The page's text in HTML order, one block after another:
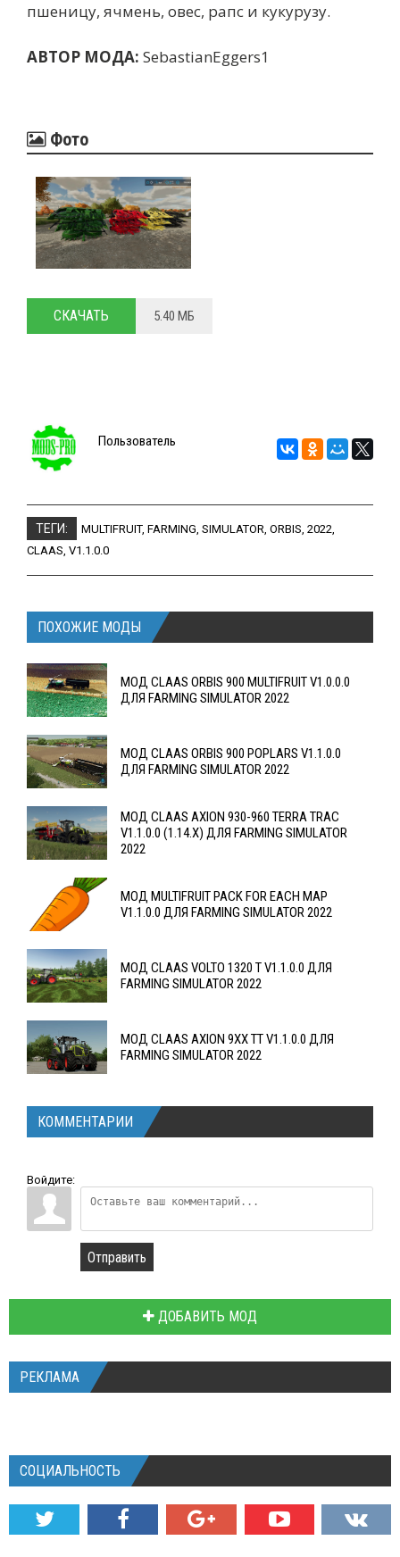
пшеницу, ячмень, овес, рапс и кукурузу.
АВТОР МОДА: SebastianEggers1
Фото
СКАЧАТЬ 5.40 MБ
Пользователь
ТЕГИ: MULTIFRUIT, FARMING, SIMULATOR, ORBIS, 2022,
CLAAS, V1.1.0.0
ПОХОЖИЕ МОДЫ
MOД CLAAS ORBIS 900 MULTIFRUIT V1.0.0.0
ДЛЯ FARMING SIMULATOR 2022
MOД CLAAS ORBIS 900 POPLARS V1.1.0.0
ДЛЯ FARMING SIMULATOR 2022
МОД CLAAS AXION 930-960 TERRA TRAC
V1.1.0.0 (1.14.X) ДЛЯ FARMING SIMULATOR
2022
MOД MULTIFRUIT PACK FOR EACH MAP
V1.1.0.0 ДЛЯ FARMING SIMULATOR 2022
MOД CLAAS VOLTO 1320 T V1.1.0.0 ДЛЯ
FARMING SIMULATOR 2022
МОД CLAAS AXION 9XX TT V1.1.0.0 ДЛЯ
FARMING SIMULATOR 2022
КОММЕНТАРИИ
Войдите:
Отправить
ДОБАВИТЬ МОД
РЕКЛАМА
СОЦИАЛЬНОСТЬ